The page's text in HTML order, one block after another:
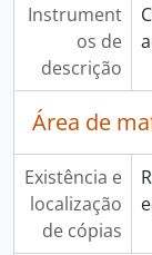
Instrument
os de
descrição
Área de
Existência e
localização
de cópias